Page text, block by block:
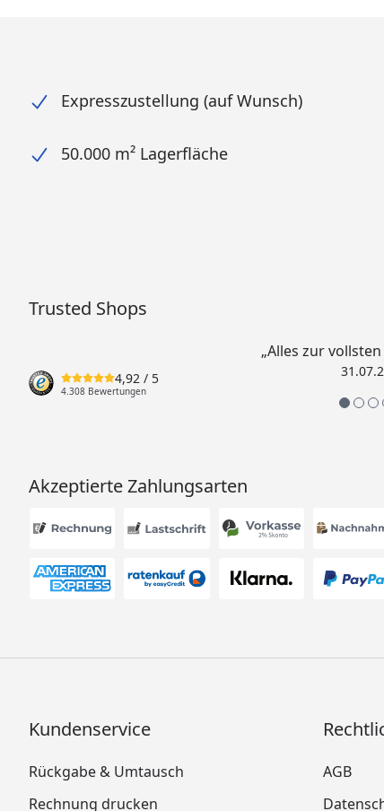
Expresszustellung (auf Wunsch)
50.000 m² Lagerfläche
Trusted Shops
4,92 / 5
4.308 Bewertungen
„Alles zur
Akzeptierte Zahlungsarten
Kundenservice
Rückgabe & Umtausch
Rechnung drucken
AGB